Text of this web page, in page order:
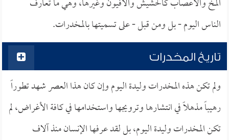
الناس اليوم - بل ومن قبل - على تسميتها بالمخدرات.
تاريخ المخدرات
ولم تكن هذه المخدرات وليدة اليوم وإن كان هذا العصر شهد تطوراً
رهيباً مذهلاً في انتشارها وترويجها واستخدامها في كافة الأغراض، لم
تكن المخدرات وليدة اليوم، بل لقد عرفها الإنسان منذ آلاف